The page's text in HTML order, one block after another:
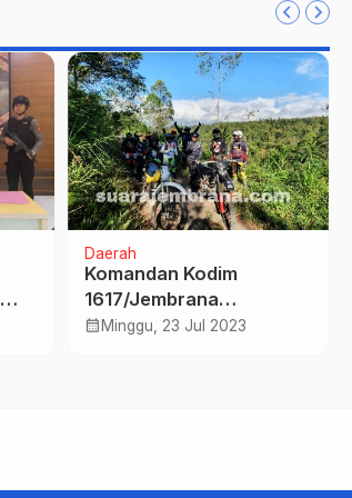
Daerah
Komandan Kodim
1617/Jembrana
Penggemar Otomotif dan
calendar_monthMinggu, 23 Jul 2023